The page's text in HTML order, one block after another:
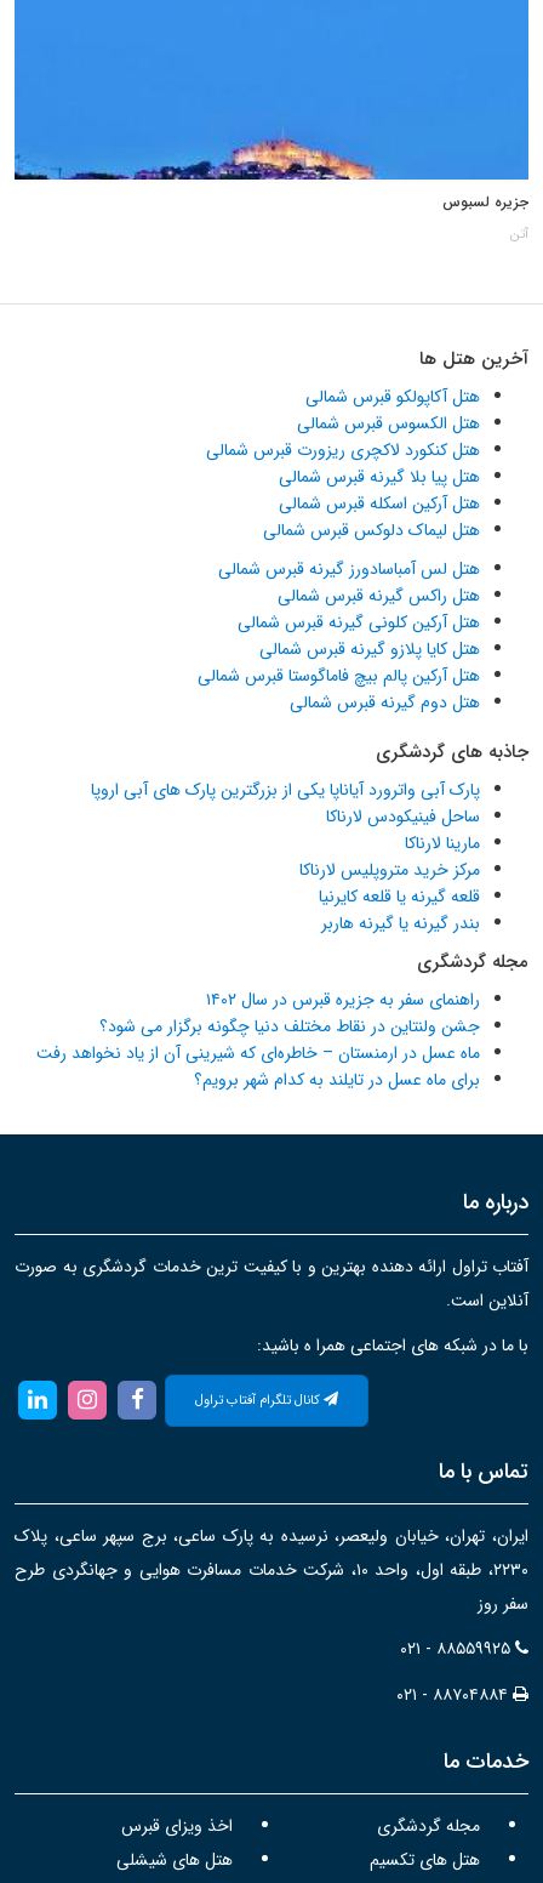
جزیره لسبوس
آتن
آخرین هتل ها
هتل آکاپولکو قبرس شمالی
هتل الکسوس قبرس شمالی
هتل کنکورد لاکچری ریزورت قبرس شمالی
هتل پیا بلا گیرنه قبرس شمالی
هتل آرکین اسکله قبرس شمالی
هتل لیماک دلوکس قبرس شمالی
هتل لس آمباسادورز گیرنه قبرس شمالی
هتل راکس گیرنه قبرس شمالی
هتل آرکین کلونی گیرنه قبرس شمالی
هتل کایا پلازو گیرنه قبرس شمالی
هتل آرکین پالم بیچ فاماگوستا قبرس شمالی
هتل دوم گیرنه قبرس شمالی
جاذبه های گردشگری
پارک آبی واترورد آیاناپا یکی از بزرگترین پارک های آبی اروپا
ساحل فینیکودس لارناکا
مارینا لارناکا
مرکز خرید متروپلیس لارناکا
قلعه گیرنه یا قلعه کایرنیا
بندر گیرنه یا گیرنه هاربر
مجله گردشگری
راهنمای سفر به جزیره قبرس در سال ۱۴۰۲
جشن ولنتاین در نقاط مختلف دنیا چگونه برگزار می شود؟
ماه عسل در ارمنستان – خاطره‌ای که شیرینی آن از یاد نخواهد رفت
برای ماه عسل در تایلند به کدام شهر برویم؟
درباره ما
آفتاب تراول ارائه دهنده بهترین و با کیفیت ترین خدمات گردشگری به صورت
آنلاین است.
با ما در شبکه های اجتماعی همرا ه باشید:
کانال تلگرام آفتاب تراول
تماس با ما
ایران، تهران، خیابان ولیعصر، نرسیده به پارک ساعی، برج سپهر ساعی، پلاک
۲۲۳۰، طبقه اول، واحد ۱۰، شرکت خدمات مسافرت هوایی و جهانگردی طرح
سفر روز
۰۲۱ - ۸۸۵۵۹۹۲۵
۰۲۱ - ۸۸۷۰۴۸۸۴
خدمات ما
مجله گردشگری
اخذ ویزای قبرس
هتل های تکسیم
هتل های شیشلی